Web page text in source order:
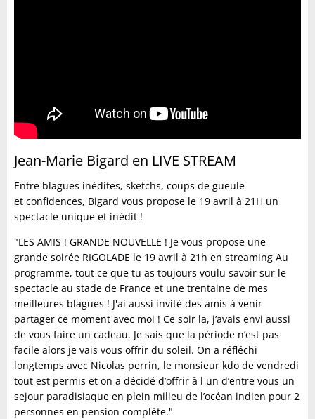
Jean-Marie Bigard en LIVE STREAM
Entre blagues inédites, sketchs, coups de gueule
et confidences, Bigard vous propose le 19 avril à 21H un
spectacle unique et inédit !
"LES AMIS ! GRANDE NOUVELLE ! Je vous propose une
grande soirée RIGOLADE le 19 avril à 21h en streaming Au
programme, tout ce que tu as toujours voulu savoir sur le
spectacle au stade de France et une trentaine de mes
meilleures blagues ! J'ai aussi invité des amis à venir
partager ce moment avec moi ! Ce soir la, j’avais envi aussi
de vous faire un cadeau. Je sais que la période n’est pas
facile alors je vais vous offrir du soleil. On a réfléchi
longtemps avec Nicolas perrin, le monsieur kdo de vendredi
tout est permis et on a décidé d’offrir à l un d’entre vous un
sejour paradisiaque en plein milieu de l’océan indien pour 2
personnes en pension complète."